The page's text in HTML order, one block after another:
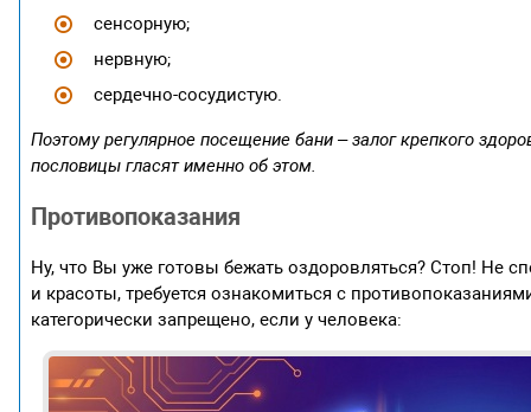
сенсорную;
нервную;
сердечно-сосудистую.
Поэтому регулярное посещение бани – залог крепкого
пословицы гласят именно об этом.
Противопоказания
Ну, что Вы уже готовы бежать оздоровляться? Стоп! Не
и красоты, требуется ознакомиться с
категорически запрещено, если у человека: